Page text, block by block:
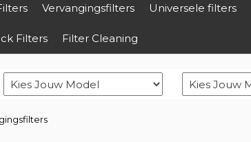
Vervangingsfilters Universele filters
Filters Filter Cleaning